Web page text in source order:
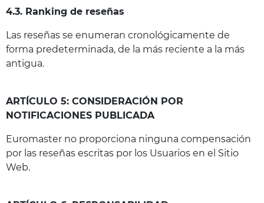
4.3. Ranking de reseñas
Las reseñas se enumeran cronológicamente de
forma predeterminada, de la más reciente a la más
antigua.
ARTÍCULO 5: CONSIDERACIÓN POR
NOTIFICACIONES PUBLICADA
Euromaster no proporciona ninguna compensación
por las reseñas escritas por los Usuarios en el Sitio
Web.